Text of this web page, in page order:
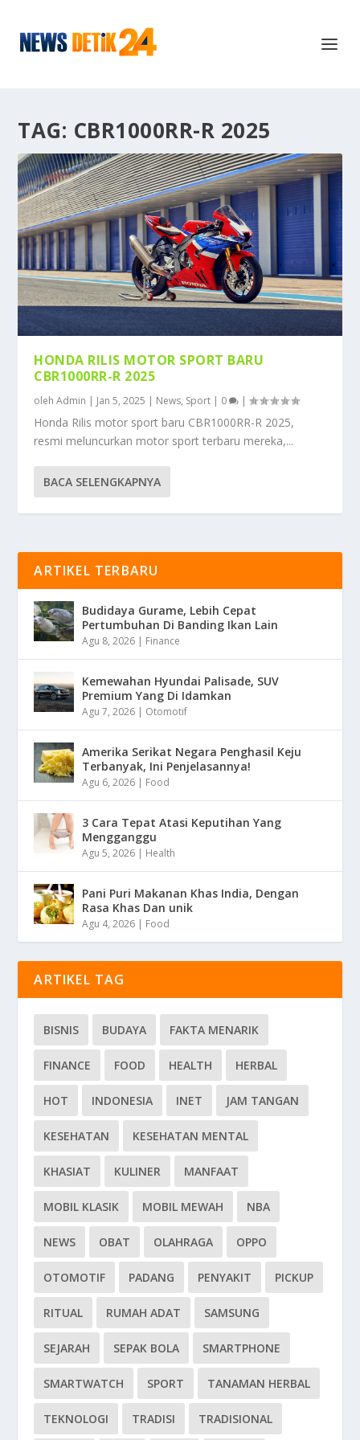
TAG: CBR1000RR-R 2025
HONDA RILIS MOTOR SPORT BARU
CBR1000RR-R 2025
olehAdmin | Jan 5, 2025 | News, Sport | 0 |
Honda Rilis motor sport baru CBR1000RR-R 2025,
resmi meluncurkan motor sport terbaru mereka,...
BACA SELENGKAPNYA
ARTIKEL TERBARU
Budidaya Gurame, Lebih Cepat
Pertumbuhan Di Banding Ikan Lain
Agu 8, 2026 | Finance
Kemewahan Hyundai Palisade, SUV
Premium Yang Di Idamkan
Agu 7, 2026 | Otomotif
Amerika Serikat Negara Penghasil Keju
Terbanyak, Ini Penjelasannya!
Agu 6, 2026 | Food
3 Cara Tepat Atasi Keputihan Yang
Mengganggu
Agu 5, 2026 | Health
Pani Puri Makanan Khas India, Dengan
Rasa Khas Dan unik
Agu 4, 2026 | Food
ARTIKEL TAG
BISNIS BUDAYA FAKTA MENARIK
FINANCE FOOD HEALTH HERBAL
HOT INDONESIA INET JAM TANGAN
KESEHATAN KESEHATAN MENTAL
KHASIAT KULINER MANFAAT
MOBIL KLASIK MOBIL MEWAH NBA
NEWS OBAT OLAHRAGA OPPO
OTOMOTIF PADANG PENYAKIT PICKUP
RITUAL RUMAH ADAT SAMSUNG
SEJARAH SEPAK BOLA SMARTPHONE
SMARTWATCH SPORT TANAMAN HERBAL
TEKNOLOGI TRADISI TRADISIONAL